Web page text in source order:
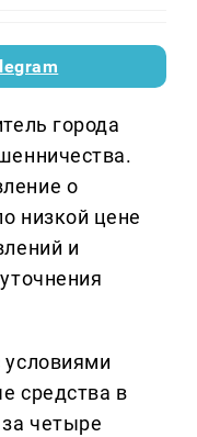
города
о
низкой цене
и
условиями
средства в
четыре